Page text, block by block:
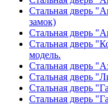
Стальная дверь
замок)
Стальная дверь
Стальная дверь
модель.
Стальная дверь
Стальная дверь
Стальная дверь
Стальная дверь